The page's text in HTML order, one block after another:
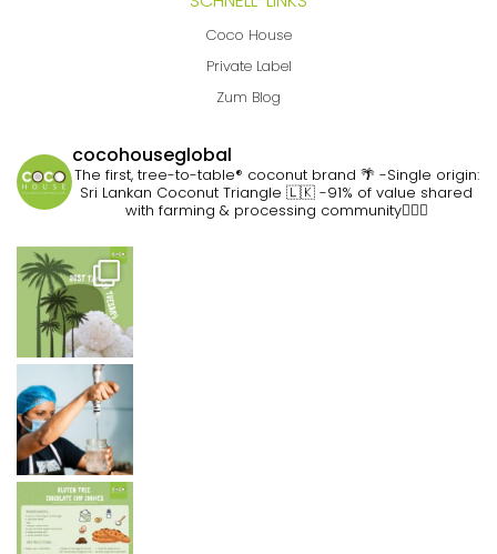
Coco House
Private Label
Zum Blog
cocohouseglobal
The first, tree-to-table® coconut brand 🌴 -Single origin:
Sri Lankan Coconut Triangle 🇱🇰 -91% of value shared
with farming & processing community👷🏽‍♀️